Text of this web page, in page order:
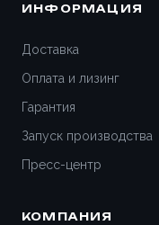
ИНФОРМАЦИЯ
Доставка
Оплата и лизинг
Гарантия
Запуск производства
Пресс-центр
КОМПАНИЯ